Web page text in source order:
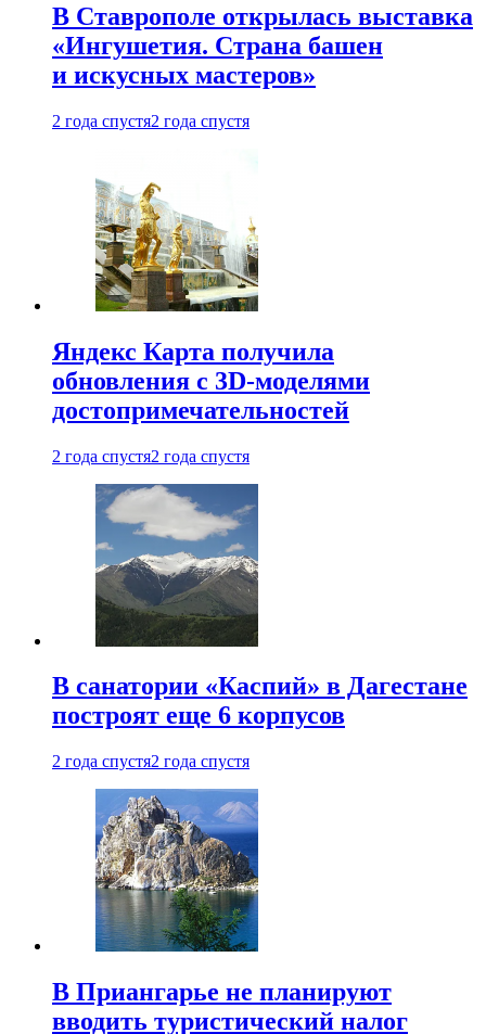
В Ставрополе открылась выставка
«Ингушетия. Страна башен
и искусных мастеров»
2 года спустя2 года спустя
Яндекс Карта получила
обновления с 3D-моделями
достопримечательностей
2 года спустя2 года спустя
В санатории «Каспий» в Дагестане
построят еще 6 корпусов
2 года спустя2 года спустя
В Приангарье не планируют
вводить туристический налог